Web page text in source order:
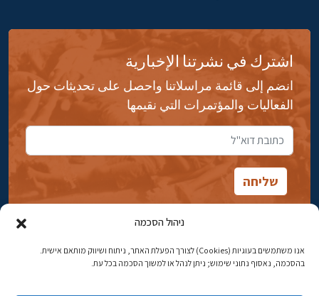
ניהול הסכמה
אנו משתמשים בעוגיות (Cookies) לצורך הפעלת האתר, ניתוח ושיווק מותאם אישית.
בהסכמה, נאסוף נתוני שימוש; ניתן לנהל או למשוך הסכמה בכל עת.
اشترك في نشرتنا الإخبارية
انضم إلى قائمة مراسلاتنا واحصل على تحديثات حول
الفعاليات والمؤتمرات التي نقيمها
شارع ابن جبيرول، رحافيا ١٤ أورشليم - القدس